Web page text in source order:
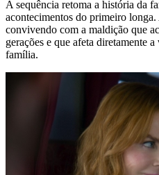
A sequência retoma a história da
acontecimentos do primeiro
convivendo com a maldição que
gerações e que afeta diretamente
família.